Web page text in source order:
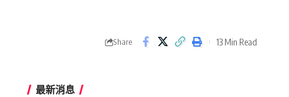
Share 13 Min Read
最新消息